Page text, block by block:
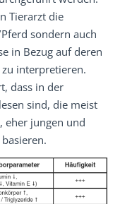
Tierarzt die
sondern auch
in Bezug auf deren
interpretieren.
dass in der
sind, die meist
eher jungen und